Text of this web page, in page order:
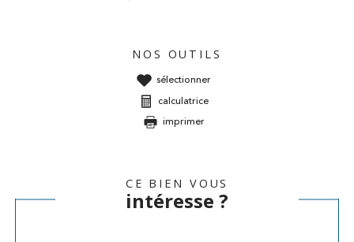
NOS OUTILS
sélectionner
calculatrice
imprimer
CE BIEN VOUS
intéresse ?